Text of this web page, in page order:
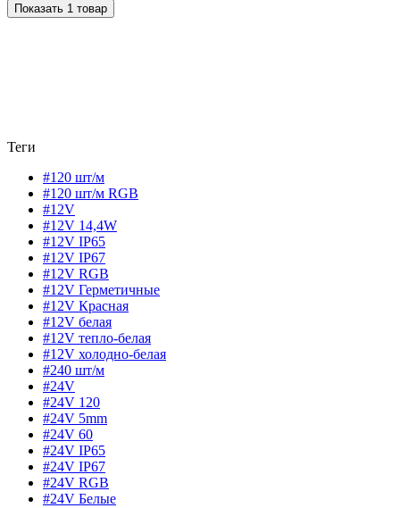
Показать 1 товар
Теги
#120 шт/м
#120 шт/м RGB
#12V
#12V 14,4W
#12V IP65
#12V IP67
#12V RGB
#12V Герметичные
#12V Красная
#12V белая
#12V тепло-белая
#12V холодно-белая
#240 шт/м
#24V
#24V 120
#24V 5mm
#24V 60
#24V IP65
#24V IP67
#24V RGB
#24V Белые